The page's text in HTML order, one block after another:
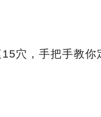
穴，手把手教你